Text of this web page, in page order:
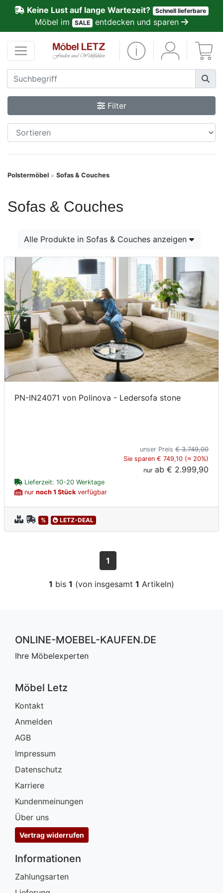
Keine Lust auf lange Wartezeit? Schnell lieferbare
Möbel im SALE entdecken und sparen
Filter
Polstermöbel > Sofas & Couches
Sofas & Couches
Alle Produkte in Sofas & Couches anzeigen
PN-IN24071 von Polinova - Ledersofa stone
unser Preis € 3.749,00
Sie sparen € 749,10 (≈ 20%)
nur ab € 2.999,90
Lieferzeit: 10-20 Werktage
nur noch 1 Stückverfügbar
% LETZ-DEAL
1
1 bis 1 (von insgesamt 1 Artikeln)
ONLINE-MOEBEL-KAUFEN.DE
Ihre Möbelexperten
Möbel Letz
Kontakt
Anmelden
AGB
Impressum
Datenschutz
Karriere
Kundenmeinungen
Über uns
Vertrag widerrufen
Informationen
Zahlungsarten
Kundenmeinungen
Anmelden
PREMIUM
Schnell
lieferbar
SALE
Möbel-
Finanzierung
Markenwelt
Letz-
Deals